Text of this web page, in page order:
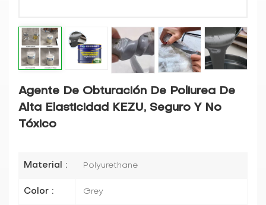
Agente De Obturación De Poliurea De
Alta Elasticidad KEZU, Seguro Y No
Tóxico
Material : Polyurethane
Color : Grey